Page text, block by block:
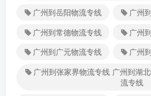
广州到岳阳物流专线
广州
广州到常德物流专线
广州
广州到广元物流专线
广州
广州到张家界物流专线 广州到湖
流专线